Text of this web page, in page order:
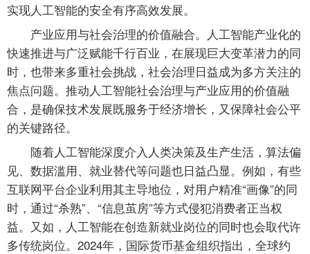
实现人工智能的安全有序高效发展。
产业应用与社会治理的价值融合。人工智能产业化的
快速推进与广泛赋能千行百业，在展现巨大变革潜力的同
时，也带来多重社会挑战，社会治理日益成为多方关注的
焦点问题。推动人工智能社会治理与产业应用的价值融
合，是确保技术发展既服务于经济增长，又保障社会公平
的关键路径。
随着人工智能深度介入人类决策及生产生活，算法偏
见、数据滥用、就业替代等问题也日益凸显。例如，有些
互联网平台企业利用其主导地位，对用户精准“画像”的同
时，通过“杀熟”、“信息茧房”等方式侵犯消费者正当权
益。又如，人工智能在创造新就业岗位的同时也会取代许
多传统岗位。2024年，国际货币基金组织指出，全球约